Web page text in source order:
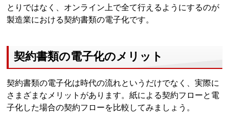
とりではなく、オンライン上で全て行えるようにするのが
製造業における契約書類の電子化です。
契約書類の電子化のメリット
契約書類の電子化は時代の流れというだけでなく、実際に
さまざまなメリットがあります。紙による契約フローと電
子化した場合の契約フローを比較してみましょう。